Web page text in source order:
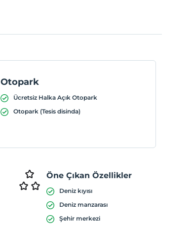
Otopark
Ücretsiz Halka Açık Otopark
Otopark (Tesis disinda)
Öne Çıkan Özellikler
Deniz kıyısı
Deniz manzarası
Şehir merkezi